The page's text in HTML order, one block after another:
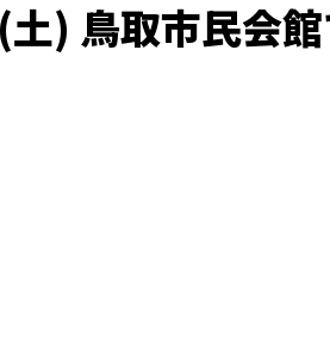
) 鳥取市民会館